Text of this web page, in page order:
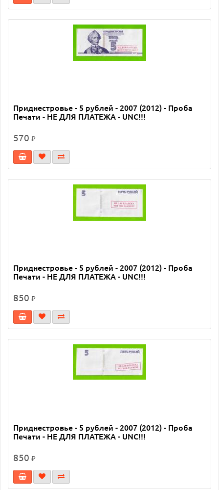
Приднестровье - 5 рублей - 2007 (2012) - Проба
Печати - НЕ ДЛЯ ПЛАТЕЖА - UNC!!!
570 ₽
Приднестровье - 5 рублей - 2007 (2012) - Проба
Печати - НЕ ДЛЯ ПЛАТЕЖА - UNC!!!
850 ₽
Приднестровье - 5 рублей - 2007 (2012) - Проба
Печати - НЕ ДЛЯ ПЛАТЕЖА - UNC!!!
850 ₽